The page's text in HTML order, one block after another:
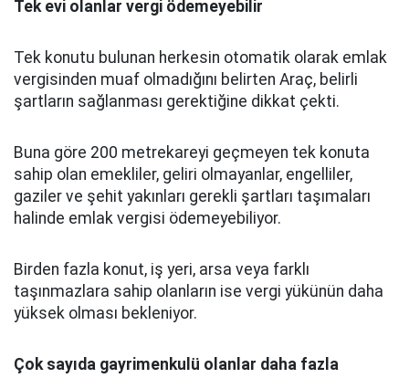
Tek evi olanlar vergi ödemeyebilir
Tek konutu bulunan herkesin otomatik olarak emlak
vergisinden muaf olmadığını belirten Araç, belirli
şartların sağlanması gerektiğine dikkat çekti.
Buna göre 200 metrekareyi geçmeyen tek konuta
sahip olan emekliler, geliri olmayanlar, engelliler,
gaziler ve şehit yakınları gerekli şartları taşımaları
halinde emlak vergisi ödemeyebiliyor.
Birden fazla konut, iş yeri, arsa veya farklı
taşınmazlara sahip olanların ise vergi yükünün daha
yüksek olması bekleniyor.
Çok sayıda gayrimenkulü olanlar daha fazla